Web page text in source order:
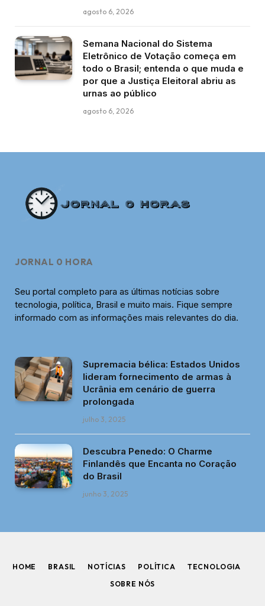
agosto 6, 2026
Semana Nacional do Sistema
Eletrônico de Votação começa em
todo o Brasil; entenda o que muda e
por que a Justiça Eleitoral abriu as
urnas ao público
agosto 6, 2026
JORNAL 0 HORA
Seu portal completo para as últimas notícias sobre
tecnologia, política, Brasil e muito mais. Fique sempre
informado com as informações mais relevantes do dia.
Supremacia bélica: Estados Unidos
lideram fornecimento de armas à
Ucrânia em cenário de guerra
prolongada
julho 3, 2025
Descubra Penedo: O Charme
Finlandês que Encanta no Coração
do Brasil
junho 3, 2025
HOME BRASIL NOTÍCIAS POLÍTICA
TECNOLOGIA
SOBRE NÓS